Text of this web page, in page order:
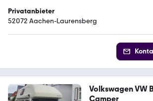
Privatanbieter
52072 Aachen-Laurensberg
Volkswagen VW
Camper